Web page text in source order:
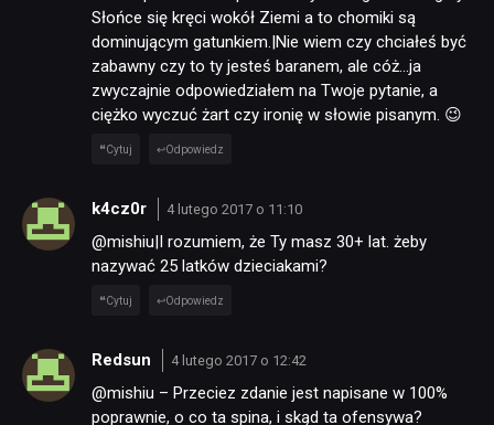
Słońce się kręci wokół Ziemi a to chomiki są
dominującym gatunkiem.|Nie wiem czy chciałeś być
zabawny czy to ty jesteś baranem, ale cóż…ja
zwyczajnie odpowiedziałem na Twoje pytanie, a
ciężko wyczuć żart czy ironię w słowie pisanym. 😉
Cytuj Odpowiedz
k4cz0r 4 lutego 2017 o 11:10
@mishiu|I rozumiem, że Ty masz 30+ lat. żeby
nazywać 25 latków dzieciakami?
Cytuj Odpowiedz
Redsun 4 lutego 2017 o 12:42
@mishiu – Przeciez zdanie jest napisane w 100%
poprawnie, o co ta spina, i skąd ta ofensywa?